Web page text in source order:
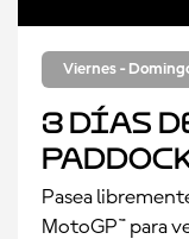
Viernes -
3 días
Pasea
MotoGP™ para